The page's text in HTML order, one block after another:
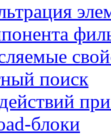
поиск
блоки